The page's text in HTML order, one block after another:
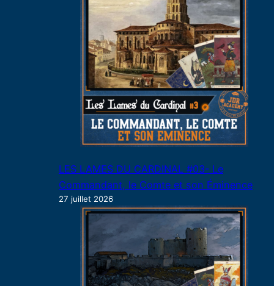
LES LAMES DU CARDINAL #03- Le
Commandant, le Comte et son Éminence
27 juillet 2026